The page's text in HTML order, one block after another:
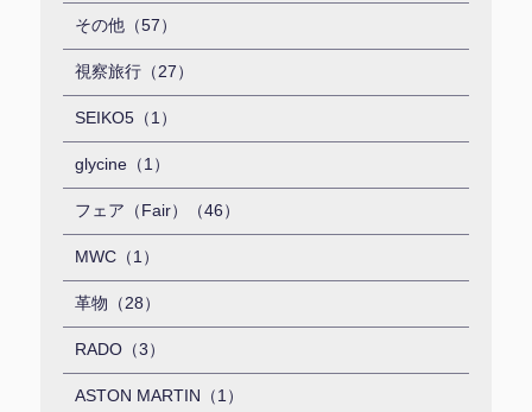
その他（57）
視察旅行（27）
SEIKO5（1）
glycine（1）
フェア（Fair）（46）
MWC（1）
革物（28）
RADO（3）
ASTON MARTIN（1）